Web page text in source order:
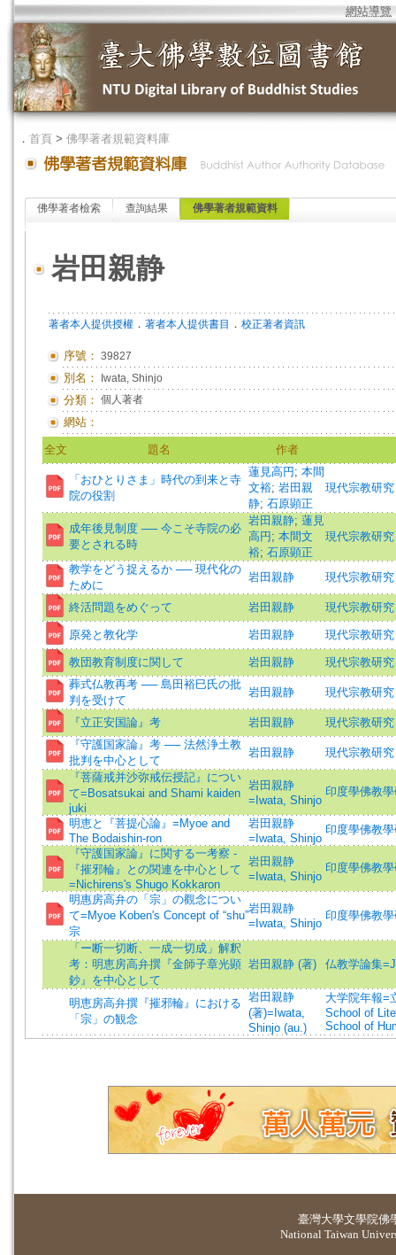
網站導覽
． 首頁 > 佛學著者規範資料庫
佛學著者檢索 查詢結果 佛學著者規範資料
岩田親静
著者本人提供授權 ． 著者本人提供書目 ． 校正著者資訊
序號： 39827
別名： Iwata, Shinjo
分類： 個人著者
網站：
全文 題名 作者
「おひとりさま」時代の到来と寺
院の役割
蓮見高円 ; 本間
文裕; 岩田親
静; 石原顕正
現代宗教研究
成年後見制度 ── 今こそ寺院の必
要とされる時
岩田親静; 蓮見
高円 ; 本間文
裕; 石原顕正
現代宗教研究
教学をどう捉えるか ── 現代化の
ために
岩田親静 現代宗教研究
終活問題をめぐって 岩田親静 現代宗教研究
原発と教化学 岩田親静 現代宗教研究
教団教育制度に関して 岩田親静
現代宗教研究
葬式仏教再考 ── 島田裕巳氏の批
判を受けて
岩田親静 現代宗教研究
『立正安国論』考 岩田親静
現代宗教研究
『守護国家論』考 ── 法然浄土教
批判を中心として
岩田親静
現代宗教研究
『菩薩戒并沙弥戒伝授記』につい
て=Bosatsukai and Shami kaiden
juki
岩田親静
=Iwata, Shinjo
印度學佛教
明恵と『菩提心論』=Myoe and
The Bodaishin-ron
岩田親静
=Iwata, Shinjo
印度學佛教
『守護国家論』に関する一考察 -
『摧邪輪』との関連を中心として
=Nichirens's Shugo Kokkaron
岩田親静
=Iwata, Shinjo
印度學佛教
明惠房高弁の「宗」の觀念につい
て=Myoe Koben's Concept of “shu”
宗
岩田親静
=Iwata, Shinjo
印度學佛教
「ー断一切断、一成一切成」解釈
考：明恵房高弁撰『金師子章光顕
鈔』を中心として
岩田親静 (著) 仏教学論集
明恵房高弁撰『摧邪輪』における
「宗」の観念
岩田親静
(著)=Iwata,
Shinjo (au.)
大学院年報=
School of
School of
臺灣大學文學院佛
National Taiwan